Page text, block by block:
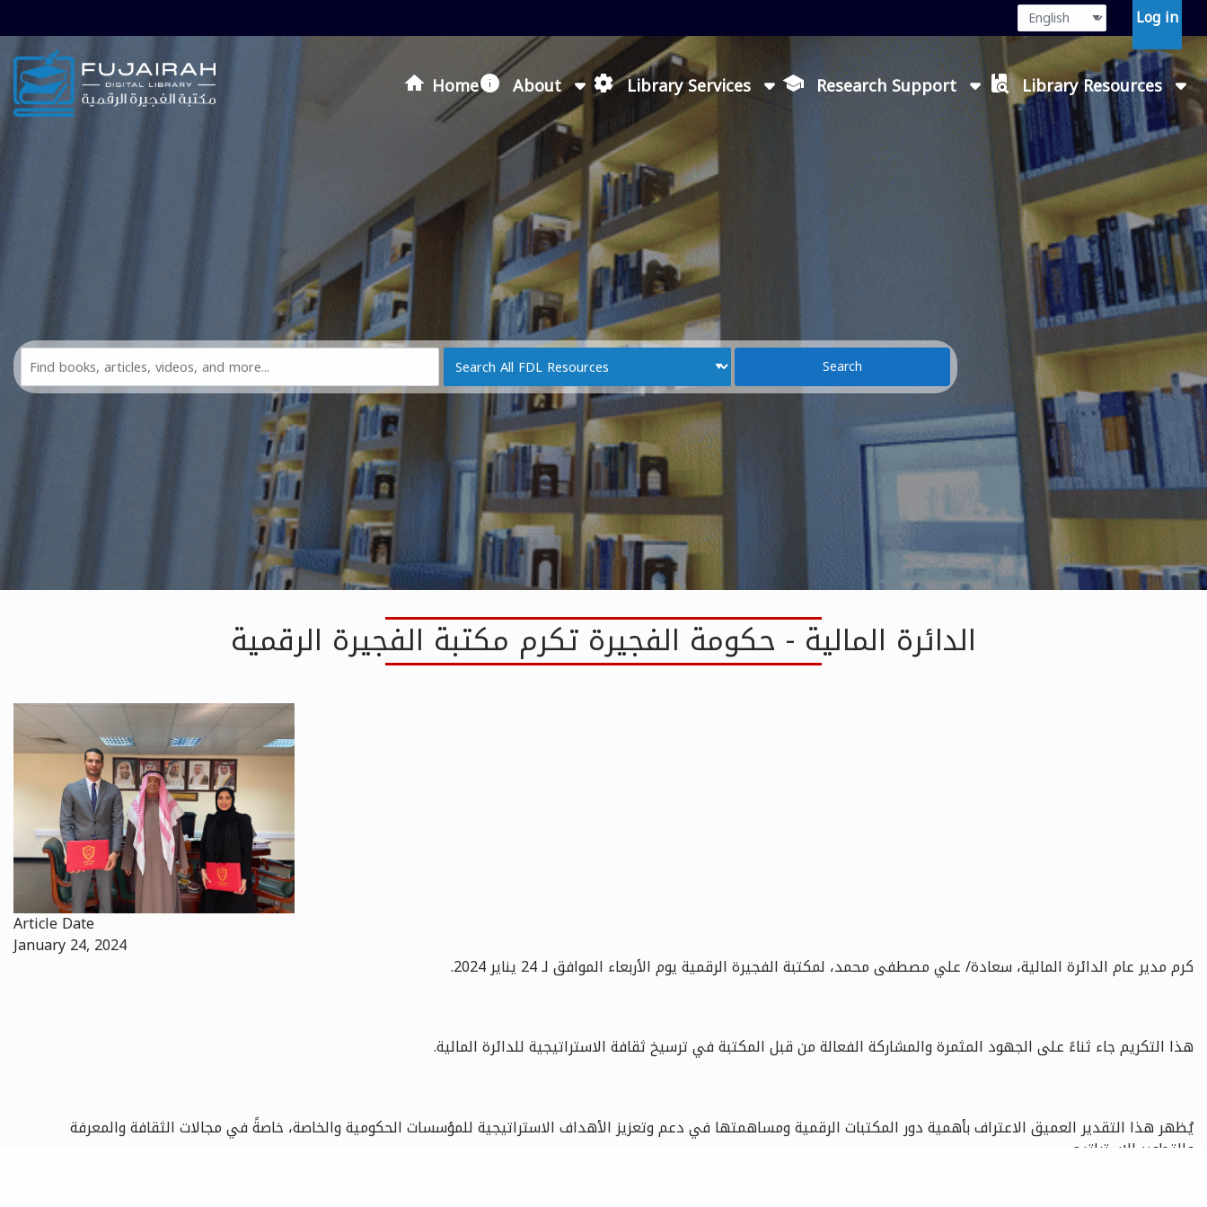
Skip to search bar
Skip to main content
Skip to footer
Log in
Language Press enter
Home About Library Services Research Support Library Resources
Search
Type
Search
All
FDL
الدائرة المالية - حكومة الفجيرة تكرم مكتبة الفجيرة الرقمية
Article Date
January 24, 2024
كرم مدير عام الدائرة المالية، سعادة/ علي مصطفى محمد، لمكتبة الفجيرة الرقمية يوم الأربعاء الموافق لـ 24 يناير 2024.
هذا التكريم جاء ثناءً على الجهود المثمرة والمشاركة الفعالة من قبل المكتبة في ترسيخ ثقافة الاستراتيجية للدائرة المالية.
يُظهر هذا التقدير العميق الاعتراف بأهمية دور المكتبات الرقمية ومساهمتها في دعم وتعزيز الأهداف الاستراتيجية للمؤسسات الحكومية والخاصة، خاصةً في مجالات الثقافة والمعرفة
والتطوير الاستراتيجي